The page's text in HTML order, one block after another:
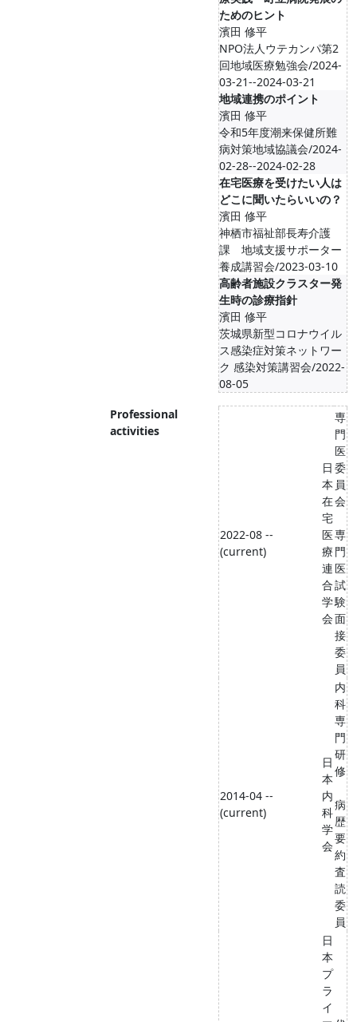
ためのヒント
濱田 修平
NPO法人ウテカンパ第2
回地域医療勉強会/2024-
03-21--2024-03-21
地域連携のポイント
濱田 修平
令和5年度潮来保健所難
病対策地域協議会/2024-
02-28--2024-02-28
在宅医療を受けたい人は
どこに聞いたらいいの？
濱田 修平
神栖市福祉部長寿介護
課 地域支援サポーター
養成講習会/2023-03-10
高齢者施設クラスター発
生時の診療指針
濱田 修平
茨城県新型コロナウイル
ス感染症対策ネットワー
ク 感染対策講習会/2022-
08-05
Professional
activities
2022-08 --
(current)
日
本
在
宅
医
療
連
合
学
会
専
門
医
委
員
会
専
門
医
試
験
面
接
委
員
2014-04 --
(current)
日
本
内
科
学
会
内
科
専
門
研
修
病
歴
要
約
査
読
委
員
日
本
プ
ラ
イ